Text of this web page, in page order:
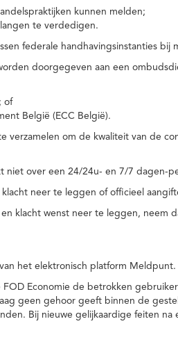
kunnen melden;
te verdedigen.
federale handhavingsinstanties bij
doorgegeven aan een
of
België (ECC België).
om de kwaliteit van de
niet over een 24/24u- en 7/7 dagen-
neer te leggen of officieel
klacht wenst neer te leggen, neem
het elektronisch platform Meldpunt.
Economie de betrokken
geen gehoor geeft binnen de
Bij nieuwe gelijkaardige feiten